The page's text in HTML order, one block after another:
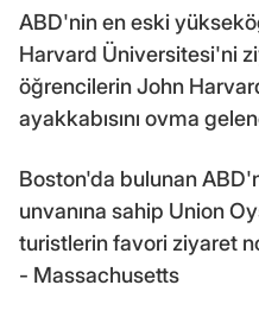
ABD'nin en eski
Harvard Üniversitesi'ni
öğrencilerin John
ayakkabısını ovma
Boston'da bulunan
unvanına sahip Union
turistlerin favori ziyaret
- Massachusetts